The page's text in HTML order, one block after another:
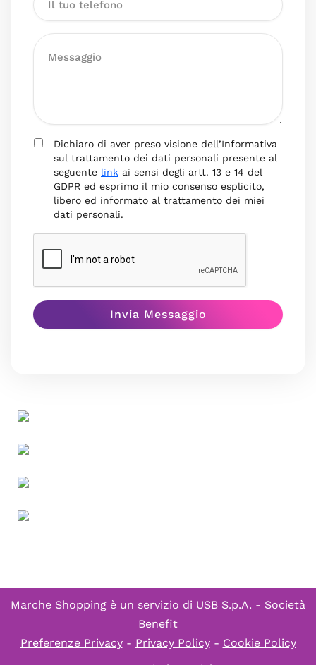
Dichiaro di aver preso visione dell’Informativa
sul trattamento dei dati personali presente al
seguente link ai sensi degli artt. 13 e 14 del
GDPR ed esprimo il mio consenso esplicito,
libero ed informato al trattamento dei miei
dati personali.
Marche Shopping è un servizio di USB S.p.A. - Società
Benefit
Preferenze Privacy- Privacy Policy- Cookie Policy